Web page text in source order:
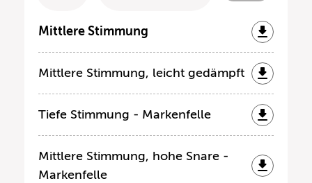
Mittlere Stimmung
Mittlere Stimmung, leicht gedämpft
Tiefe Stimmung - Markenfelle
Mittlere Stimmung, hohe Snare -
Markenfelle